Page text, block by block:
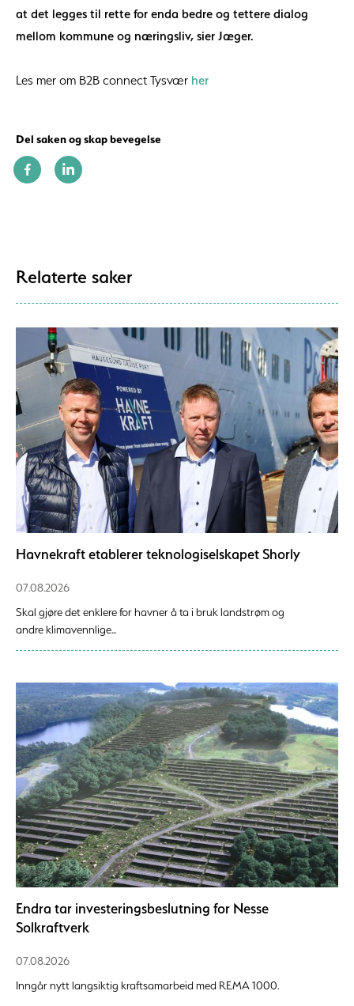
at det legges til rette for enda bedre og tettere dialog
mellom kommune og næringsliv, sier Jæger.
Les mer om B2B connect Tysvær her
Del saken og skap bevegelse
Relaterte saker
Havnekraft etablerer teknologiselskapet Shorly
07.08.2026
Skal gjøre det enklere for havner å ta i bruk landstrøm og
andre klimavennlige...
Endra tar investeringsbeslutning for Nesse
Solkraftverk
07.08.2026
Inngår nytt langsiktig kraftsamarbeid med REMA 1000.